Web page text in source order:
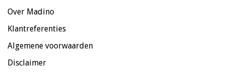
Over Madino
Klantreferenties
Algemene voorwaarden
Disclaimer